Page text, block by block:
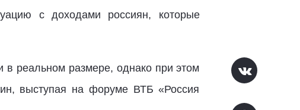
с доходами россиян, которые
в реальном размере, однако при этом
выступая на форуме ВТБ «Россия